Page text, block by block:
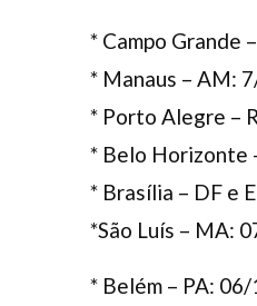
* Campo Grande
* Manaus – AM:
* Porto Alegre –
* Belo Horizonte
* Brasília – DF e
*São Luís – MA:
* Belém – PA: